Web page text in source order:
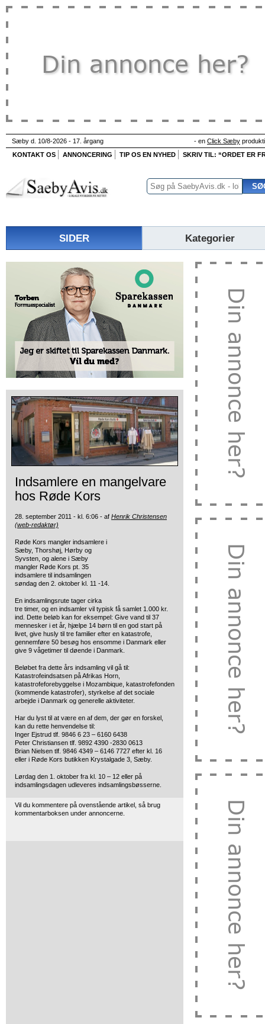
Sæby d. 10/8-2026 - 17. årgang - en Click Sæby
KONTAKT OS
ANNONCERING TIP OS EN NYHED SKRIV TIL: “ORDET ER
SIDER Kategorier
Indsamlere en mangelvare
hos Røde Kors
28. september 2011 - kl. 6:06 - af Henrik Christensen
(web-redaktør)
Røde Kors mangler indsamlere i
Sæby, Thorshøj, Hørby og
Syvsten, og alene i Sæby
mangler Røde Kors pt. 35
indsamlere til indsamlingen
søndag den 2. oktober kl. 11 -14.
En indsamlingsrute tager cirka
tre timer, og en indsamler vil typisk få samlet 1.000 kr.
ind. Dette beløb kan for eksempel: Give vand til 37
mennesker i et år, hjælpe 14 børn til en god start på
livet, give husly til tre familier efter en katastrofe,
gennemføre 50 besøg hos ensomme i Danmark eller
give 9 vågetimer til døende i Danmark.
Beløbet fra dette års indsamling vil gå til:
Katastrofeindsatsen på Afrikas Horn,
katastrofeforebyggelse i Mozambique, katastrofefonden
(kommende katastrofer), styrkelse af det sociale
arbejde i Danmark og generelle aktiviteter.
Har du lyst til at være en af dem, der gør en forskel,
kan du rette henvendelse til:
Inger Ejstrud tlf. 9846 6 23 – 6160 6438
Peter Christiansen tlf. 9892 4390 -2830 0613
Brian Nielsen tlf. 9846 4349 – 6146 7727 efter kl. 16
eller i Røde Kors butikken Krystalgade 3, Sæby.
Lørdag den 1. oktober fra kl. 10 – 12 eller på
indsamlingsdagen udleveres indsamlingsbøsserne.
Vil du kommentere på ovenstående artikel, så brug
kommentarboksen under annoncerne.